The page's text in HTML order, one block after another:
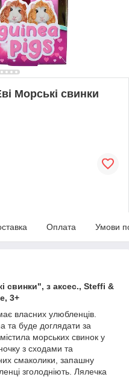
Морські свинки
Оплата Умови
свинки", з аксес., Steffi &
3+
власних улюбленців.
та буде доглядати за
морських свинок у
з сходами та
смаколики, запашну
зголодніють. Лялечка